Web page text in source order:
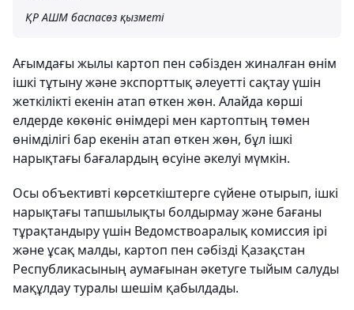
ҚР АШМ баспасөз қызметі
Ағымдағы жылы картоп пен сәбізден жиналған өнім
ішкі тұтыну және экспорттық әлеуетті сақтау үшін
жеткілікті екенін атап өткен жөн. Алайда көрші
елдерде көкөніс өнімдері мен картоптың төмен
өнімділігі бар екенін атап өткен жөн, бұл ішкі
нарықтағы бағалардың өсуіне әкелуі мүмкін.
Осы объективті көрсеткіштерге сүйене отырып, ішкі
нарықтағы тапшылықты болдырмау және бағаны
тұрақтандыру үшін Ведомствоаралық комиссия ірі
және ұсақ малды, картоп пен сәбізді Қазақстан
Республикасының аумағынан әкетуге тыйым салуды
мақұлдау туралы шешім қабылдады.